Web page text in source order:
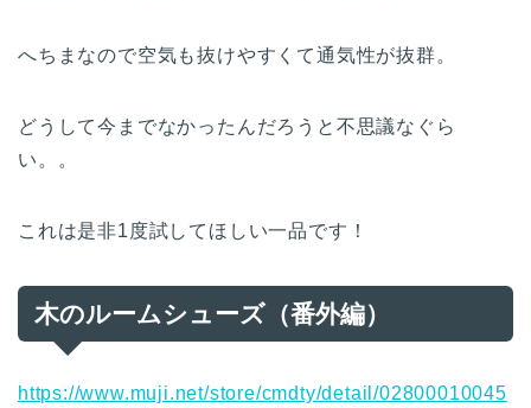
へちまなので空気も抜けやすくて通気性が抜群。
どうして今までなかったんだろうと不思議なぐら
い。。
これは是非1度試してほしい一品です！
木のルームシューズ（番外編）
https://www.muji.net/store/cmdty/detail/02800010045